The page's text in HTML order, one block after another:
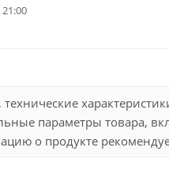
параметры товара,
о продукте